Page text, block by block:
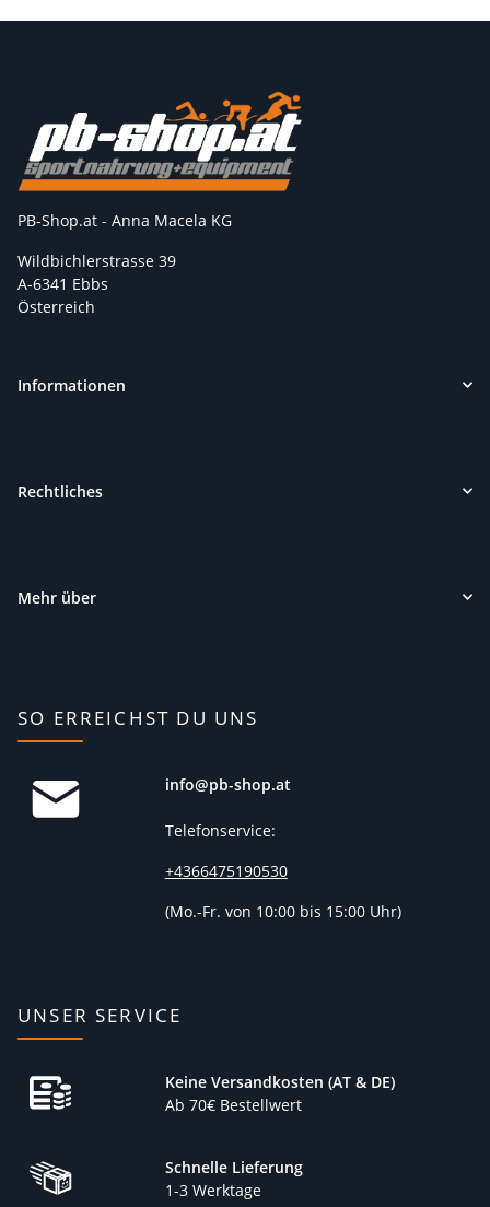
PB-Shop.at - Anna Macela KG
Wildbichlerstrasse 39
A-6341 Ebbs
Österreich
Informationen
Rechtliches
Mehr über
SO ERREICHST DU UNS
info@pb-shop.at
Telefonservice:
+4366475190530
(Mo.-Fr. von 10:00 bis 15:00 Uhr)
UNSER SERVICE
Keine Versandkosten (AT & DE)
Ab 70€ Bestellwert
Schnelle Lieferung
1-3 Werktage